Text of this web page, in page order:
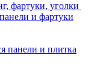
фартуки, уголки
и фартуки
панели и плитка